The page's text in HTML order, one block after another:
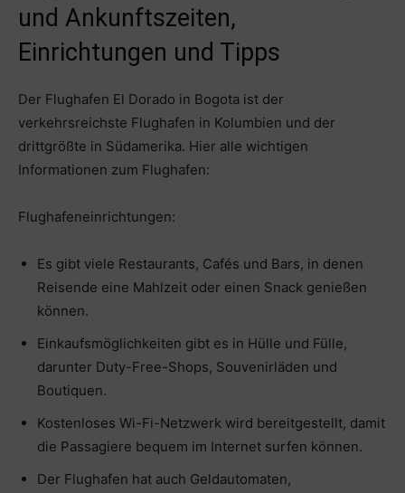
und Ankunftszeiten,
Einrichtungen und Tipps
Der Flughafen El Dorado in Bogota ist der
verkehrsreichste Flughafen in Kolumbien und der
drittgrößte in Südamerika. Hier alle wichtigen
Informationen zum Flughafen:
Flughafeneinrichtungen:
Es gibt viele Restaurants, Cafés und Bars, in denen
Reisende eine Mahlzeit oder einen Snack genießen
können.
Einkaufsmöglichkeiten gibt es in Hülle und Fülle,
darunter Duty-Free-Shops, Souvenirläden und
Boutiquen.
Kostenloses Wi-Fi-Netzwerk wird bereitgestellt, damit
die Passagiere bequem im Internet surfen können.
Der Flughafen hat auch Geldautomaten,